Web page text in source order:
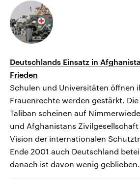
Deutschlands Einsatz in
Frieden
Schulen und Universitäten öffnen
Frauenrechte werden gestärkt.
Taliban scheinen auf
und Afghanistans
Vision der internationalen
Ende 2001 auch Deutschland
danach ist davon wenig geblieben.